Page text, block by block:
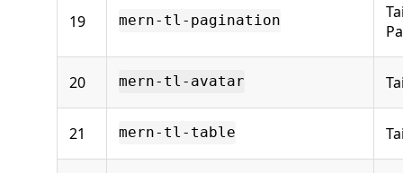
19 mern-tl-pagination
20 mern-tl-avatar
21 mern-tl-table